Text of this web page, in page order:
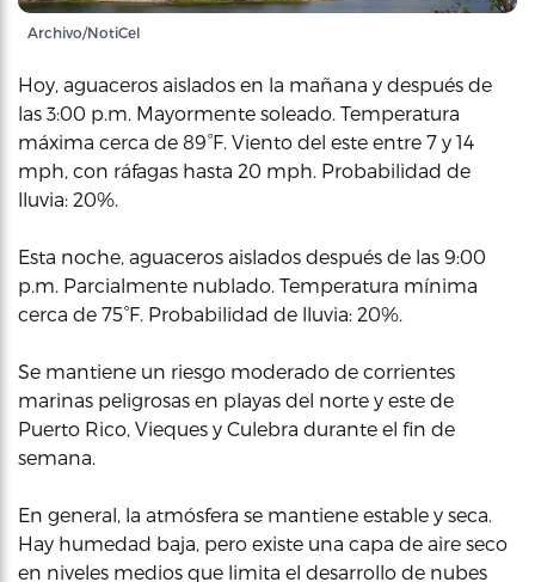
Archivo/NotiCel
Hoy, aguaceros aislados en la mañana y después de
las 3:00 p.m. Mayormente soleado. Temperatura
máxima cerca de 89°F. Viento del este entre 7 y 14
mph, con ráfagas hasta 20 mph. Probabilidad de
lluvia: 20%.
Esta noche, aguaceros aislados después de las 9:00
p.m. Parcialmente nublado. Temperatura mínima
cerca de 75°F. Probabilidad de lluvia: 20%.
Se mantiene un riesgo moderado de corrientes
marinas peligrosas en playas del norte y este de
Puerto Rico, Vieques y Culebra durante el fin de
semana.
En general, la atmósfera se mantiene estable y seca.
Hay humedad baja, pero existe una capa de aire seco
en niveles medios que limita el desarrollo de nubes